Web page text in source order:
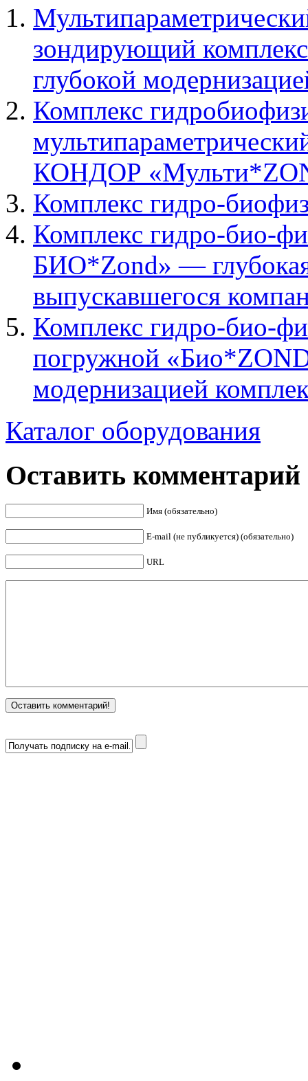
зондирующий
глубокой
Комплекс
КОНДОР
Комплекс гидро-
Комплекс гидро-био-
БИО*Zond» —
выпускавшегося
Комплекс гидро-био-
погружной
модернизацией
Каталог оборудования
Оставить комментарий
Имя (обязательно)
E-mail (не публикуется) (обязательно)
URL